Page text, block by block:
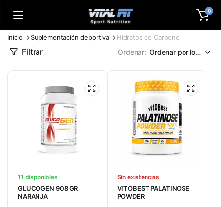
0
Inicio Suplementación deportiva Hidratos de Carbono
Filtrar Ordenar:
11 disponibles
GLUCOGEN 908 GR
NARANJA
Sin existencias
VITOBEST PALATINOSE
POWDER